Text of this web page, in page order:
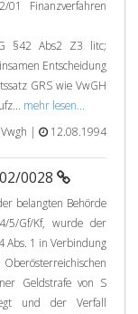
01 Finanzverfahren
§42 Abs2 Z3 litc;
Entscheidung
GRS wie VwGH
mehr lesen...
| 12.08.1994
0028
belangten Behörde
5/Gf/Kf, wurde der
Abs. 1 in Verbindung
Geldstrafe von S
und der Verfall